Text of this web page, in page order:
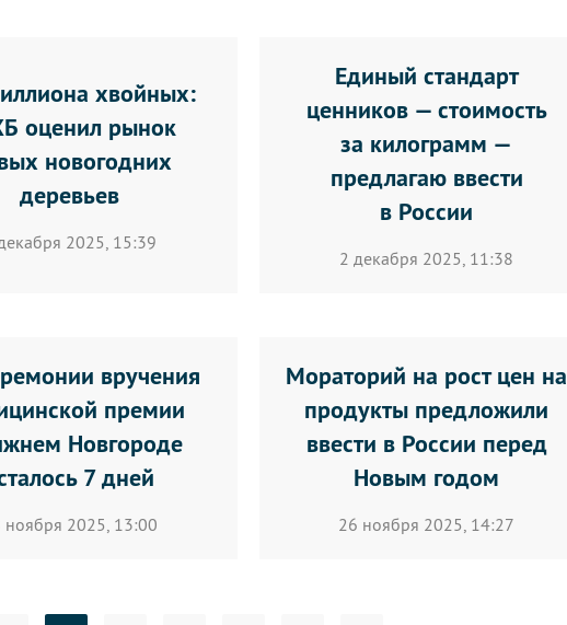
хвойных:
оценил рынок
новогодних
деревьев
2025, 15:39
Единый стандарт
ценников — стоимость
за килограмм —
предлагаю ввести
в России
2 декабря 2025, 11:38
вручения
премии
Новгороде
7 дней
ноября 2025, 13:00
Мораторий на рост цен на
продукты предложили
ввести в России перед
Новым годом
26 ноября 2025, 14:27